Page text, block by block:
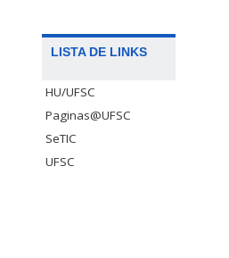
LISTA DE LINKS
HU/UFSC
Paginas@UFSC
SeTIC
UFSC